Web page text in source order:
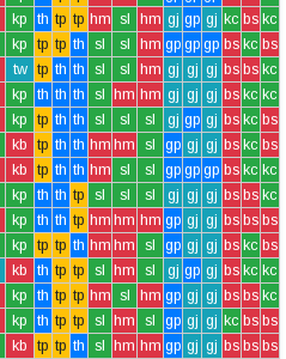
kp th tp tp hm sl hm gj gp gj kc bs kc
kp tp tp th sl sl hm gp gp gp bs kc bs
tw tp th th sl sl hm gj gj gj bs bs kc
kp th th th sl hm hm gj gj gj bs kc kc
kp tp th th sl sl sl gj gp gj bs kc bs
kb tp th th hm hm sl gp gj gj bs kc bs
kb tp th th hm sl sl gp gp gp bs kc kc
kp th th tp sl sl sl gj gj gj bs bs kc
kp th th tp hm hm hm gp gj gj bs bs bs
kp tp tp th hm hm sl gp gj gj bs kc bs
kb th tp tp sl hm sl gj gp gj bs kc kc
kp th tp tp hm sl hm gp gj gj bs bs kc
kp th tp tp sl hm sl gp gj gj kc bs bs
kb tp tp th sl hm hm gp gj gj bs bs bs